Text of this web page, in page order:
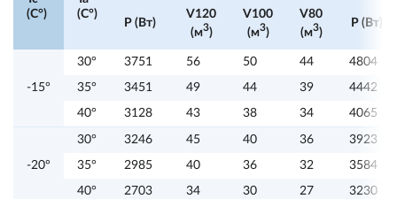
(C°)
(C°)
P (Вт)
V120
(м3)
V100
(м3)
V80
(м3)
P (Вт)
-15°
30° 3751 56 50 44 4804
35° 3451 49 44 39 4442
40° 3128 43 38 34 4065
-20°
30° 3246 45 40 36 3923
35° 2985 40 36 32 3584
40° 2703 34 30 27 3230